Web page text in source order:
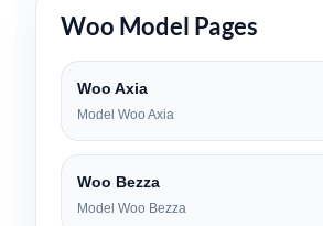
Woo Model Pages
Woo Axia
Model Woo Axia
Woo Bezza
Model Woo Bezza